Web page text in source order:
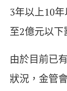
3年以上10
至2億元以下
由於目前已
狀況，金管